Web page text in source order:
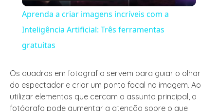
Aprenda a criar imagens incríveis com a
Inteligência Artificial: Três ferramentas
gratuitas
Os quadros em fotografia servem para guiar o olhar
do espectador e criar um ponto focal na imagem. Ao
utilizar elementos que cercam o assunto principal, o
fotógrafo pode aumentar a atenção sobre o que